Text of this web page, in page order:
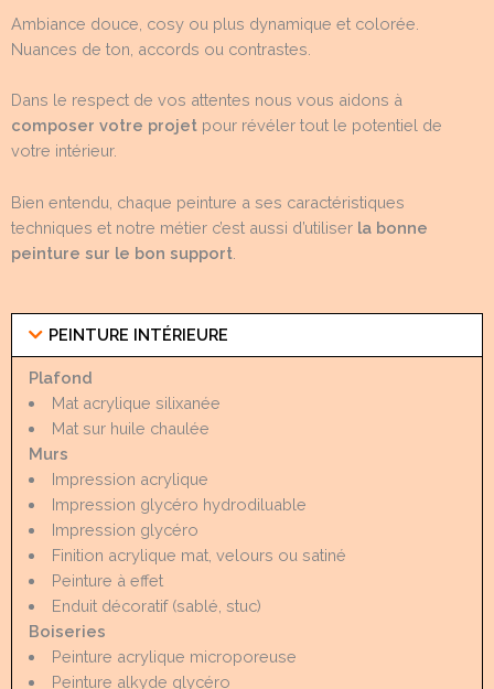
Ambiance douce, cosy ou plus dynamique et colorée.
Nuances de ton, accords ou contrastes.
Dans le respect de vos attentes nous vous aidons à
composer votre projet pour révéler tout le potentiel de
votre intérieur.
Bien entendu, chaque peinture a ses caractéristiques
techniques et notre métier c’est aussi d’utiliser la bonne
peinture sur le bon support
PEINTURE INTÉRIEURE
Plafond
Mat acrylique silixanée
Mat sur huile chaulée
Murs
Impression acrylique
Impression glycéro hydrodiluable
Impression glycéro
Finition acrylique mat, velours ou satiné
Peinture à effet
Enduit décoratif (sablé, stuc)
Boiseries
Peinture acrylique microporeuse
Peinture alkyde glycéro